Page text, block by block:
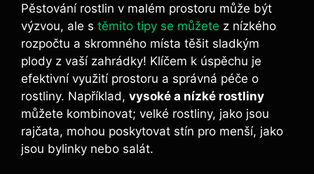
Pěstování rostlin v malém prostoru může být
výzvou, ale s těmito tipy se můžete z nízkého
rozpočtu a skromného místa těšit sladkým
plody z vaší zahrádky! Klíčem k úspěchu je
efektivní využití prostoru a správná péče o
rostliny. Například, vysoké a nízké rostliny
můžete kombinovat; velké rostliny, jako jsou
rajčata, mohou poskytovat stín pro menší, jako
jsou bylinky nebo salát.